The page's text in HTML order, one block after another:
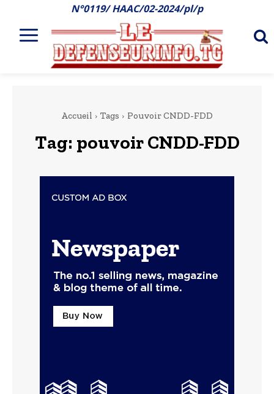
N°0119/ HAAC/02-2024/pl/p
Accueil Tags Pouvoir CNDD-FDD
Tag: pouvoir CNDD-FDD